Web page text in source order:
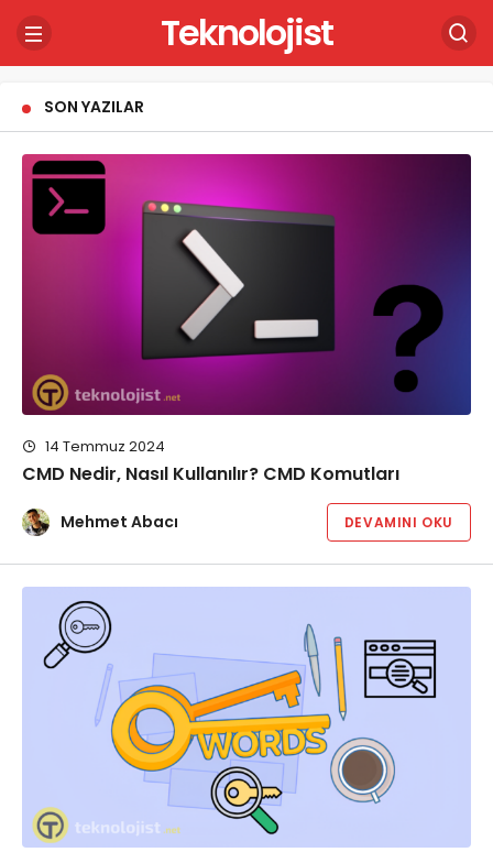
Teknolojist
SON YAZILAR
14 Temmuz 2024
CMD Nedir, Nasıl Kullanılır? CMD Komutları
Mehmet Abacı DEVAMINI OKU